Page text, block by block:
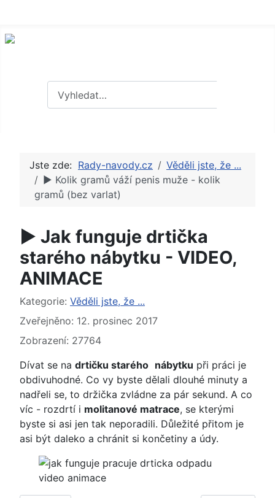
Jste zde: Rady-navody.cz
Věděli jste, že ...
► Kolik gramů váží penis muže - kolik
gramů (bez varlat)
► Jak funguje drtička
starého nábytku - VIDEO,
ANIMACE
Základní údaje
Kategorie: Věděli jste, že ...
Zveřejněno: 12. prosinec 2017
Zobrazení: 27764
Dívat se na drtičku starého nábytku při práci je
obdivuhodné. Co vy byste dělali dlouhé minuty a
nadřeli se, to držička zvládne za pár sekund. A co
víc - rozdrtí i molitanové matrace, se kterými
byste si asi jen tak neporadili. Důležité přitom je
asi být daleko a chránit si končetiny a údy.